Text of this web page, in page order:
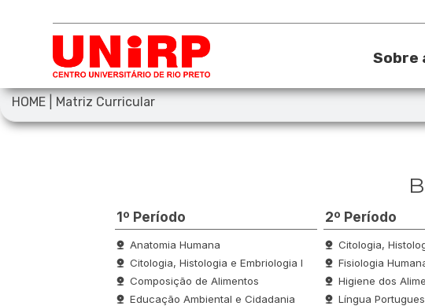
Sobre
HOME Matriz Curricular
1º Período
Anatomia Humana
Citologia, Histologia e Embriologia I
Composição de Alimentos
Educação Ambiental e Cidadania
2º Período
Citologia,
Fisiologia
Higiene dos
Língua